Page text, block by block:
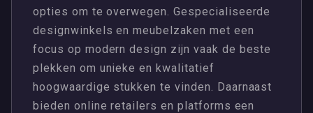
opties om te overwegen. Gespecialiseerde
designwinkels en meubelzaken met een
focus op modern design zijn vaak de beste
plekken om unieke en kwalitatief
hoogwaardige stukken te vinden. Daarnaast
bieden online retailers en platforms een